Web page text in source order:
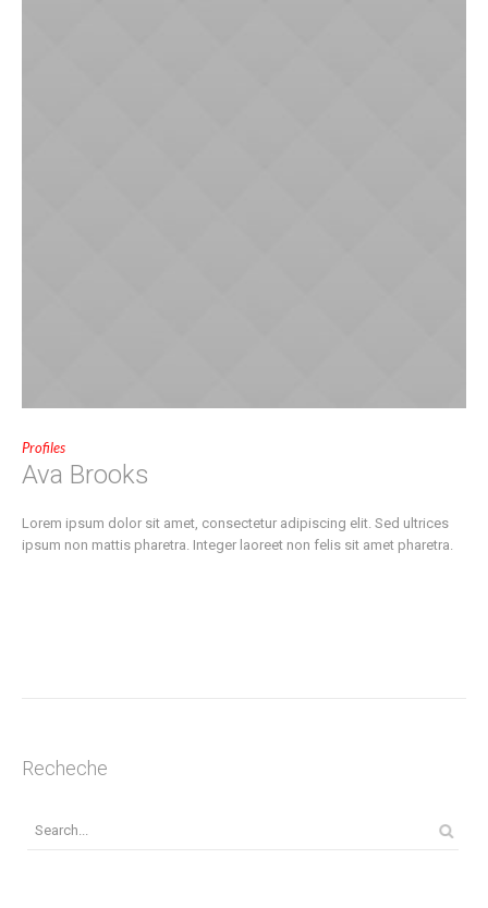
Profiles
Ava Brooks
Lorem ipsum dolor sit amet, consectetur adipiscing elit. Sed ultrices
ipsum non mattis pharetra. Integer laoreet non felis sit amet pharetra.
Recheche